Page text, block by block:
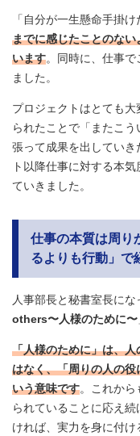
「自分が一生懸命手掛
までに感じたことのな
います。同時に、仕事
ました。
プロジェクトはとても
られたことで「またこ
張って成果を出してい
ト以降仕事に対する本
ていきました。
仕事の本質は周り
るよりも行動」で
人事部長と秘書室長に
others〜人様のために〜
「人様のために」は、
はなく、「周りの人の
いう意味です。これか
られていることに応え
ければ、実力を身に付け